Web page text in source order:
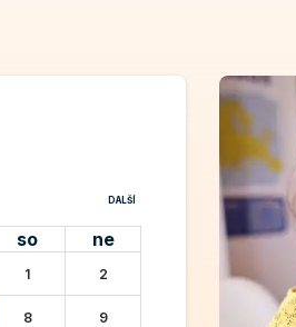
DALŠÍ
so ne
1 2
8 9